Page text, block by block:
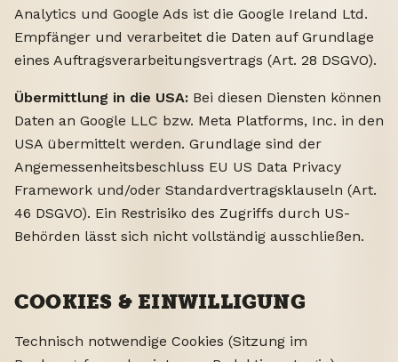
Analytics und Google Ads ist die Google Ireland Ltd.
Empfänger und verarbeitet die Daten auf Grundlage
eines Auftragsverarbeitungsvertrags (Art. 28 DSGVO).
Übermittlung in die USA: Bei diesen Diensten können
Daten an Google LLC bzw. Meta Platforms, Inc. in den
USA übermittelt werden. Grundlage sind der
Angemessenheitsbeschluss EU US Data Privacy
Framework und/oder Standardvertragsklauseln (Art.
46 DSGVO). Ein Restrisiko des Zugriffs durch US-
Behörden lässt sich nicht vollständig ausschließen.
COOKIES & EINWILLIGUNG
Technisch notwendige Cookies (Sitzung im